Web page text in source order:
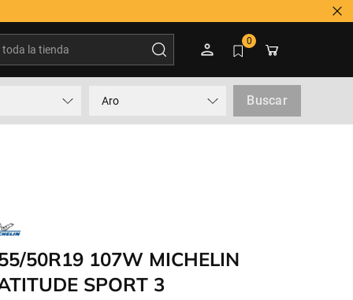
0
Aro Buscar
50R19 107W MICHELIN
SPORT 3